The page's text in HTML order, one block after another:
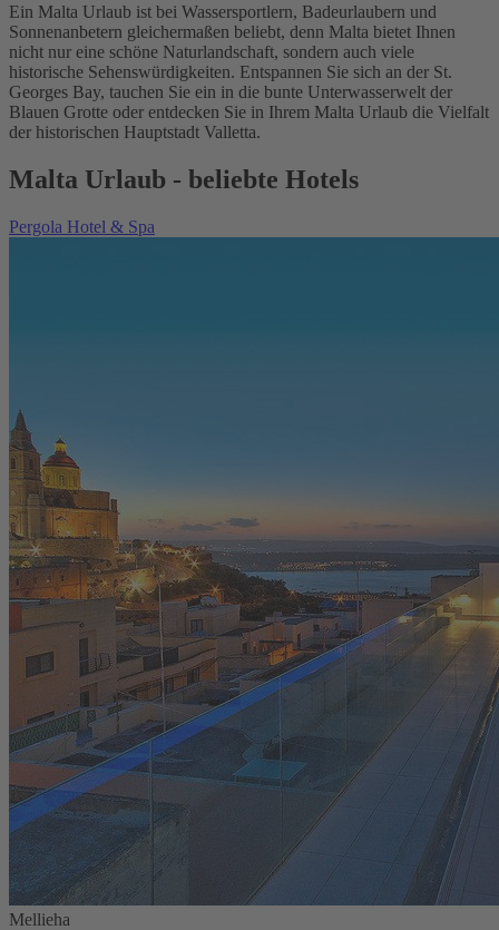
Ein Malta Urlaub ist bei Wassersportlern, Badeurlaubern und
Sonnenanbetern gleichermaßen beliebt, denn Malta bietet Ihnen
nicht nur eine schöne Naturlandschaft, sondern auch viele
historische Sehenswürdigkeiten. Entspannen Sie sich an der St.
Georges Bay, tauchen Sie ein in die bunte Unterwasserwelt der
Blauen Grotte oder entdecken Sie in Ihrem Malta Urlaub die Vielfalt
der historischen Hauptstadt Valletta.
Malta Urlaub - beliebte Hotels
Pergola Hotel & Spa
Mellieha